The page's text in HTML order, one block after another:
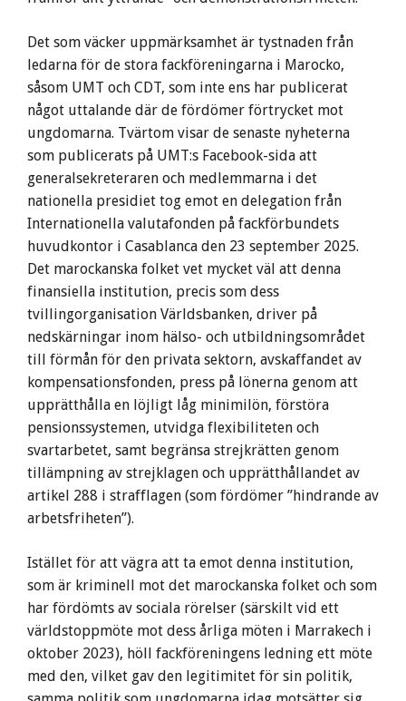
Det som väcker uppmärksamhet är tystnaden från
ledarna för de stora fackföreningarna i Marocko,
såsom UMT och CDT, som inte ens har publicerat
något uttalande där de fördömer förtrycket mot
ungdomarna. Tvärtom visar de senaste nyheterna
som publicerats på UMT:s Facebook-sida att
generalsekreteraren och medlemmarna i det
nationella presidiet tog emot en delegation från
Internationella valutafonden på fackförbundets
huvudkontor i Casablanca den 23 september 2025.
Det marockanska folket vet mycket väl att denna
finansiella institution, precis som dess
tvillingorganisation Världsbanken, driver på
nedskärningar inom hälso- och utbildningsområdet
till förmån för den privata sektorn, avskaffandet av
kompensationsfonden, press på lönerna genom att
upprätthålla en löjligt låg minimilön, förstöra
pensionssystemen, utvidga flexibiliteten och
svartarbetet, samt begränsa strejkrätten genom
tillämpning av strejklagen och upprätthållandet av
artikel 288 i strafflagen (som fördömer ”hindrande av
arbetsfriheten”).
Istället för att vägra att ta emot denna institution,
som är kriminell mot det marockanska folket och som
har fördömts av sociala rörelser (särskilt vid ett
världstoppmöte mot dess årliga möten i Marrakech i
oktober 2023), höll fackföreningens ledning ett möte
med den, vilket gav den legitimitet för sin politik,